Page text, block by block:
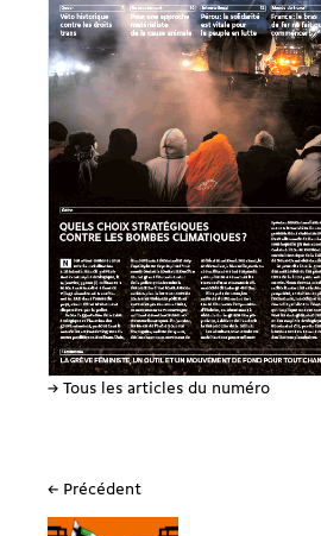
→ Tous les articles du numéro
← Précédent